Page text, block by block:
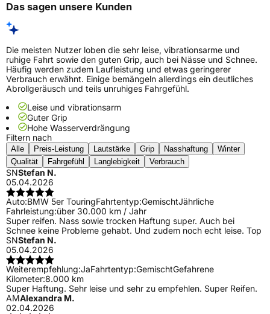
Das sagen unsere Kunden
Die meisten Nutzer loben die sehr leise, vibrationsarme und
ruhige Fahrt sowie den guten Grip, auch bei Nässe und Schnee.
Häufig werden zudem Laufleistung und etwas geringerer
Verbrauch erwähnt. Einige bemängeln allerdings ein deutliches
Abrollgeräusch und teils unruhiges Fahrgefühl.
Leise und vibrationsarm
Guter Grip
Hohe Wasserverdrängung
Filtern nach
Alle Preis-Leistung Lautstärke Grip Nasshaftung
Winter
Qualität
Fahrgefühl Langlebigkeit Verbrauch
SNStefan N.
05.04.2026
Auto:BMW 5er TouringFahrtentyp:GemischtJährliche
Fahrleistung:über 30.000 km / Jahr
Super reifen. Nass sowie trocken Haftung super. Auch bei
Schnee keine Probleme gehabt. Und zudem noch echt leise. Top
SNStefan N.
05.04.2026
Weiterempfehlung:JaFahrtentyp:GemischtGefahrene
Kilometer:8.000 km
Super Haftung. Sehr leise und sehr zu empfehlen. Super Reifen.
AMAlexandra M.
02.04.2026